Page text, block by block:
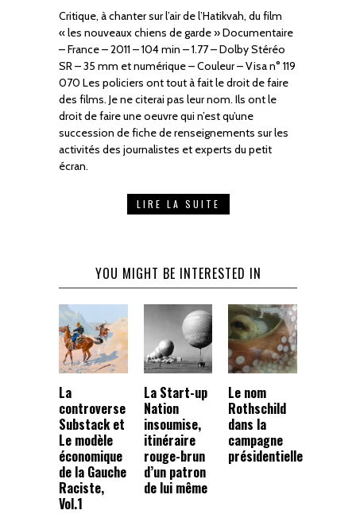
Critique, à chanter sur l’air de l’Hatikvah, du film
« les nouveaux chiens de garde » Documentaire
– France – 2011 – 104 min – 1.77 – Dolby Stéréo
SR – 35 mm et numérique – Couleur – Visa n° 119
070 Les policiers ont tout à fait le droit de faire
des films. Je ne citerai pas leur nom. Ils ont le
droit de faire une oeuvre qui n’est qu’une
succession de fiche de renseignements sur les
activités des journalistes et experts du petit
écran.
LIRE LA SUITE
YOU MIGHT BE INTERESTED IN
La
controverse
Substack et
Le modèle
économique
de la Gauche
Raciste,
Vol.1
La Start-up
Nation
insoumise,
itinéraire
rouge-brun
d’un patron
de lui même
Le nom
Rothschild
dans la
campagne
présidentielle